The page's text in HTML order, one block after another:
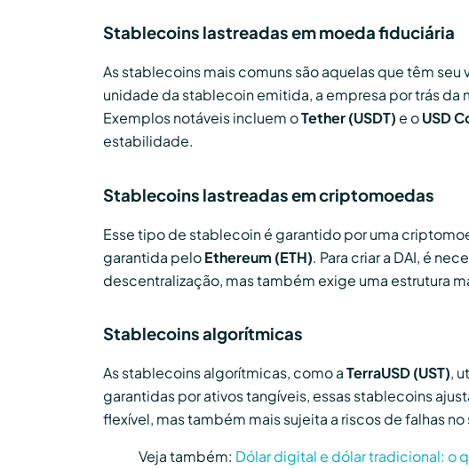
Stablecoins lastreadas em moeda fiduciária
As stablecoins mais comuns são aquelas que têm
unidade da stablecoin emitida, a empresa por trás da
Exemplos notáveis incluem oTether (USDT)e oUSD
estabilidade.
Stablecoins lastreadas em criptomoedas
Esse tipo de stablecoin é garantido por uma
garantida peloEthereum (ETH). Para criar a DAI, é
descentralização, mas também exige uma estrutura
Stablecoins algorítmicas
As stablecoins algorítmicas, como aTerraUSD (UST),
garantidas por ativos tangíveis, essas stablecoins
flexível, mas também mais sujeita a riscos de falhas no
Veja também: Dólar digital e dólar tradicional: o